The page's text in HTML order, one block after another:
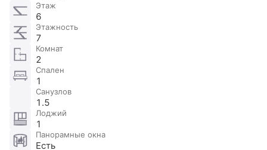
Этаж
6
Этажность
7
Комнат
2
Спален
1
Санузлов
1.5
Лоджий
1
Панорамные окна
Есть